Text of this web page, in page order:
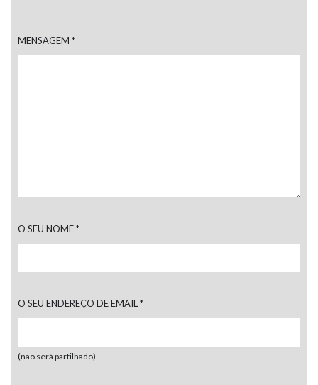
MENSAGEM *
O SEU NOME*
O SEU ENDEREÇO DE EMAIL *
(não será partilhado)